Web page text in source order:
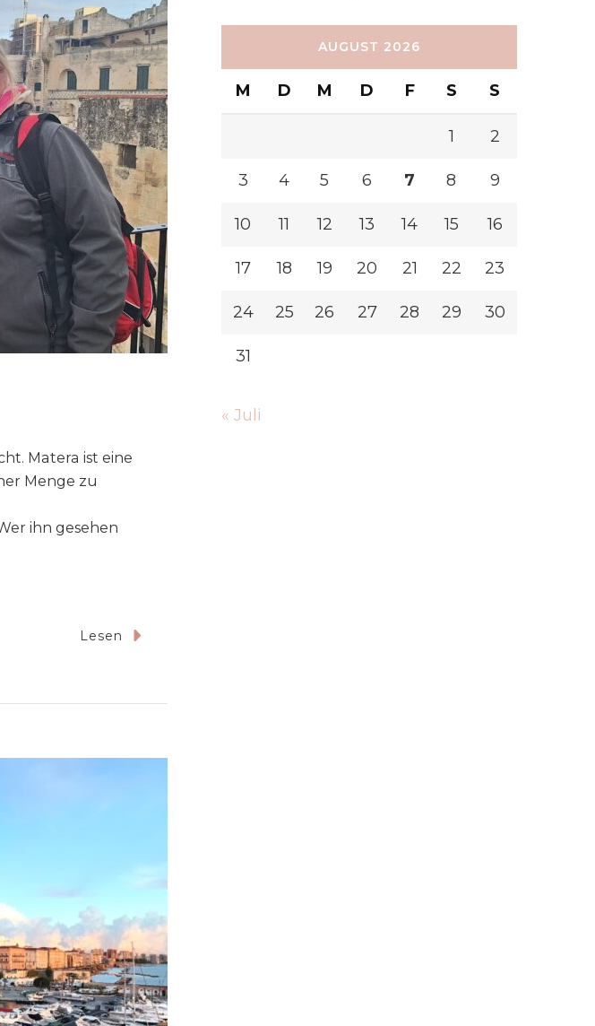
Matera ist eine
Menge zu
ihn gesehen
Lesen
AUGUST 2026
M D M D F S S
1 2
3 4 5 6 7 8 9
10 11 12 13 14 15 16
17 18 19 20 21 22 23
24 25 26 27 28 29 30
31
« Juli